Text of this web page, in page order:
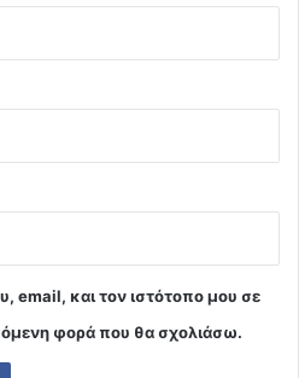
email, και τον ιστότοπο μου σε
φορά που θα σχολιάσω.